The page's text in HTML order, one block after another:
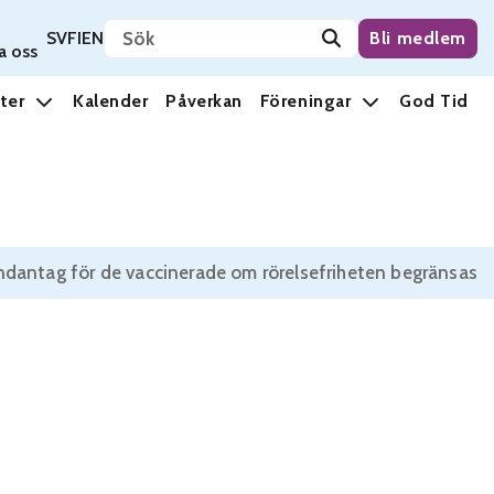
oss
Svenska
SVSuomi
FIEnglish
ENSök på sidan Bli medlem
Kalender Påverkan Föreningar God Tid
för de vaccinerade om rörelsefriheten begränsas